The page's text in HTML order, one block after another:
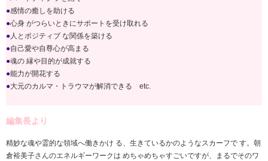
●感情の癒しを助ける
●心身 がつらいときにサポートを受け取れる
●人とポジティブ な関係を築ける
●自己愛や自尊心が高まる
●魂の 縁や目的が成就する
●能力が開花する
●大元のカルマ・トラウマが解消できる etc.
編集長より
精妙な魂や霊的な領域へ働きかけ る、生きているかのようなスカーフで す。朝
倉裕美子さんのエネルギーワークは めちゃめちゃすごいですが、まるでそのワ